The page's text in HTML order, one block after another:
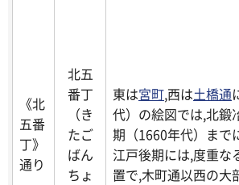
《北
五番
丁》
通り
北五
番丁
（き
たご
ばん
ちょ
東は宮町,西は土橋通
代）の絵図では,北鍛
期（1660年代）まで
江戸後期には,度重な
置で,木町通以西の大